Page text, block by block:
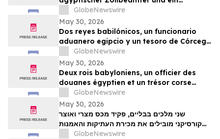
korsischer Schatz zählen zu den
Highlights der TimeLine-Auktion für
Antiquitäten und antike Kunst am 2. Juni
GlobeNewswire
May 30, 2026
Dos reyes babilónicos, un funcionario
aduanero egipcio y un tesoro de Córcega
lideran la subasta de Antigüedades y
Arte Antiguo de TimeLine del 2 de junio
GlobeNewswire
May 30, 2026
Deux rois babyloniens, un officier des
douanes égyptien et un trésor corse
figurent parmi les pièces maîtresses de la
vente aux enchères d’antiquités et d’art
ancien de TimeLine, organisée le 2 juin
GlobeNewswire
May 30, 2026
שני מלכים בבליים, פקיד מכס מצרי ואוצר
קורסיקני מובילים את מכירת העתיקות והאמנות
GlobeNewswire